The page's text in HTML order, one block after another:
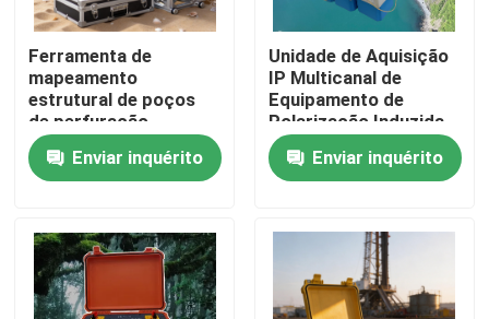
Produtos
Ferramenta de
mapeamento
estrutural de poços
de perfuração
Subsuperfície Imager
de poços de
perfuração
Enviar inquérito
Unidade de Aquisição
IP Multicanal de
Equipamento de
Polarização Induzida
3D Verdadeiro
Enviar inquérito